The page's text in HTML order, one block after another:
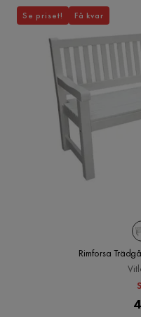
Rimforsa
Se priset! Få kvar